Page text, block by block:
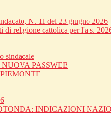
N. 11 del 23 giugno 2026
di religione cattolica per l'a.s.
sindacale
PASSWEB
INDICAZIONI